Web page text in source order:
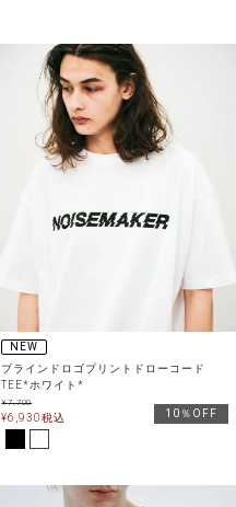
NEW
ブラインドロゴプリントドローコード
TEE*ホワイト*
¥7,700
¥6,930税込 10％OFF